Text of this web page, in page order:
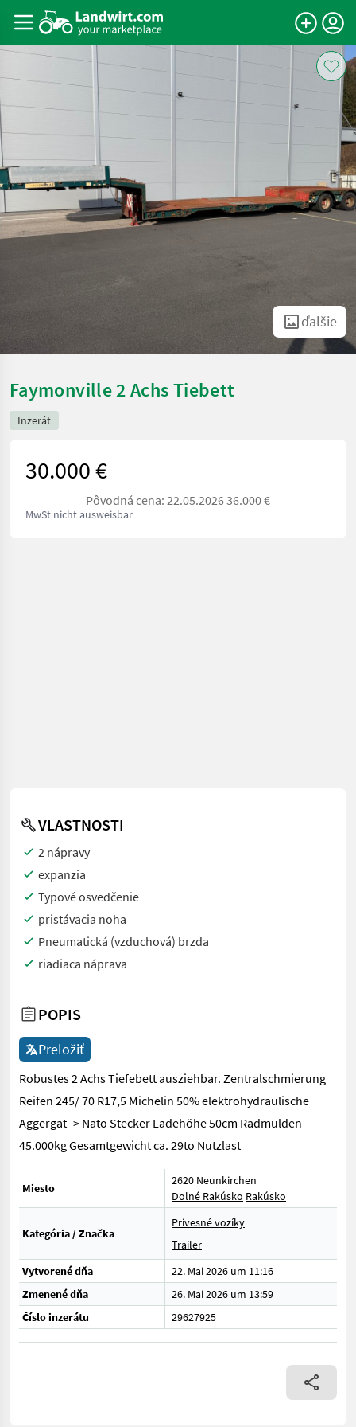
ďalšie
Faymonville 2 Achs Tiebett
Inzerát
30.000 €
Pôvodná cena: 22.05.2026 36.000 €
MwSt nicht ausweisbar
VLASTNOSTI
2 nápravy
expanzia
Typové osvedčenie
pristávacia noha
Pneumatická (vzduchová) brzda
riadiaca náprava
POPIS
Preložiť
Robustes 2 Achs Tiefebett ausziehbar. Zentralschmierung
Reifen 245/ 70 R17,5 Michelin 50% elektrohydraulische
Aggergat -> Nato Stecker Ladehöhe 50cm Radmulden
45.000kg Gesamtgewicht ca. 29to Nutzlast
Miesto
2620 Neunkirchen
Dolné Rakúsko Rakúsko
Kategória / Značka
Privesné vozíky
Trailer
Vytvorené dňa
22. Mai 2026 um 11:16
Zmenené dňa
26. Mai 2026 um 13:59
Číslo inzerátu
29627925